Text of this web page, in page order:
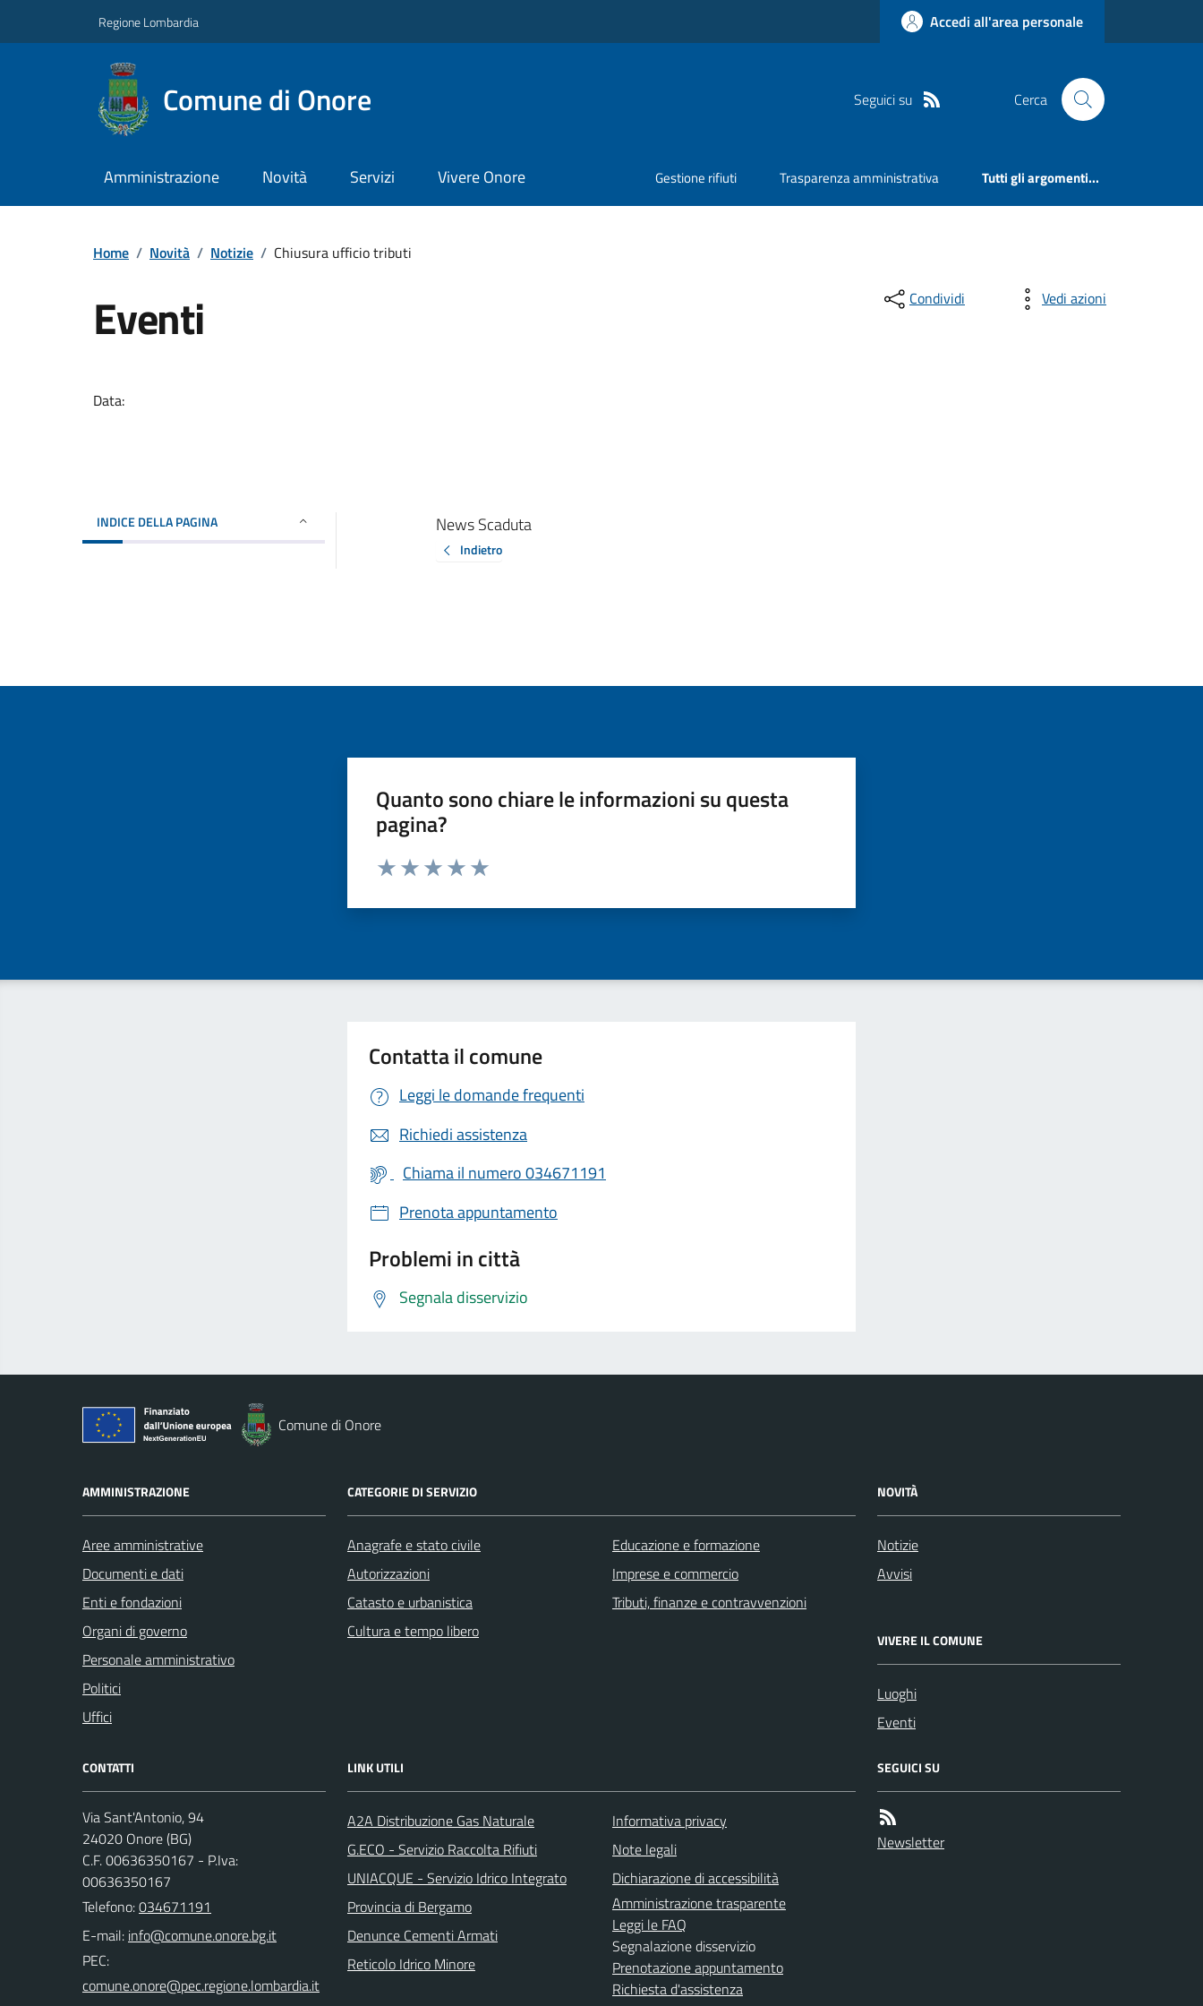
Regione Lombardia Accedi all'area personale
Comune di Onore Seguici su Cerca
Amministrazione Novità Servizi Vivere Onore Gestione rifiuti Trasparenza amministrativa Tutti gli argomenti...
Home / Novità / Notizie / Chiusura ufficio tributi
Eventi
Data:
Condividi Vedi azioni
INDICE DELLA PAGINA News Scaduta
Indietro
Quanto sono chiare le informazioni su questa
pagina?
Valuta da 1 a 5 stelle la pagina
Contatta il comune
Leggi le domande frequenti
Richiedi assistenza
Chiama il numero 034671191
Prenota appuntamento
Problemi in città
Segnala disservizio
Comune di Onore
AMMINISTRAZIONE
Aree amministrative
Documenti e dati
Enti e fondazioni
Organi di governo
Personale amministrativo
Politici
Uffici
CATEGORIE DI SERVIZIO
Anagrafe e stato civile
Autorizzazioni
Catasto e urbanistica
Cultura e tempo libero
Educazione e formazione
Imprese e commercio
Tributi, finanze e contravvenzioni
NOVITÀ
Notizie
Avvisi
VIVERE IL COMUNE
Luoghi
Eventi
CONTATTI
Via Sant'Antonio, 94
24020 Onore (BG)
C.F. 00636350167 - P.Iva:
00636350167
Telefono:034671191
E-mail:
PEC:
LINK UTILI
A2A Distribuzione Gas Naturale
G.ECO - Servizio Raccolta Rifiuti
UNIACQUE - Servizio Idrico Integrato
Provincia di Bergamo
Denunce Cementi Armati
Reticolo Idrico Minore
Informativa privacy
Note legali
Dichiarazione di accessibilità
Amministrazione trasparente
Leggi le FAQ
Segnalazione disservizio
Prenotazione appuntamento
Richiesta d'assistenza
SEGUICI SU
Newsletter